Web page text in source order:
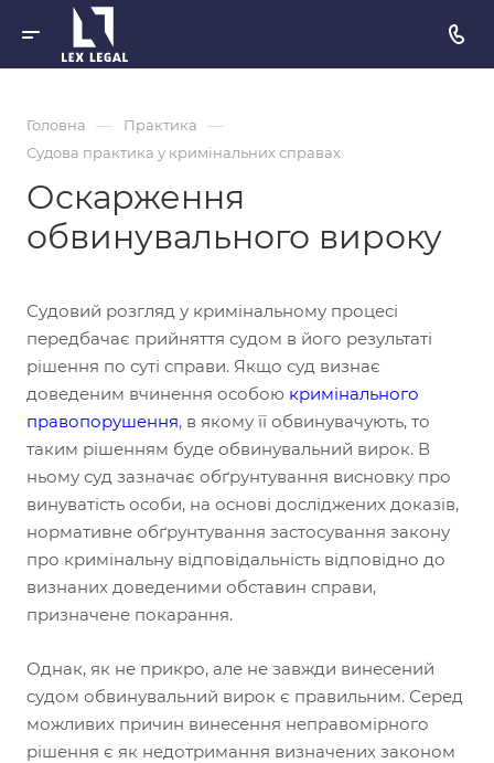
Головна — Практика —
Судова практика у кримінальних справах
Оскарження
обвинувального вироку
Судовий розгляд у кримінальному процесі
передбачає прийняття судом в його результаті
рішення по суті справи. Якщо суд визнає
доведеним вчинення особою кримінального
правопорушення, в якому її обвинувачують, то
таким рішенням буде обвинувальний вирок. В
ньому суд зазначає обґрунтування висновку про
винуватість особи, на основі досліджених доказів,
нормативне обґрунтування застосування закону
про кримінальну відповідальність відповідно до
визнаних доведеними обставин справи,
призначене покарання.
Однак, як не прикро, але не завжди винесений
судом обвинувальний вирок є правильним. Серед
можливих причин винесення неправомірного
рішення є як недотримання визначених законом